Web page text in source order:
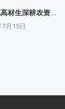
材生深耕农资...
月15日